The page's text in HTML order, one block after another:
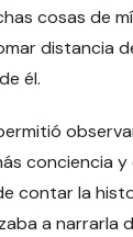
cosas de
distancia
él.
conciencia y
contar la
a narrarla